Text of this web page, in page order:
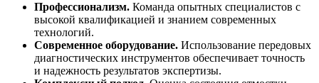
Профессионализм. Команда опытных специалистов с
высокой квалификацией и знанием современных
технологий.
Современное оборудование. Использование передовых
диагностических инструментов обеспечивает точность
и надежность результатов экспертизы.